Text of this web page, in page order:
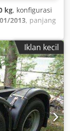
kg, konfigurasi
01/2013, panjang
Iklan kecil